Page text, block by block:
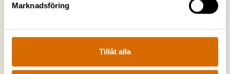
Marknadsföring
Tillåt alla